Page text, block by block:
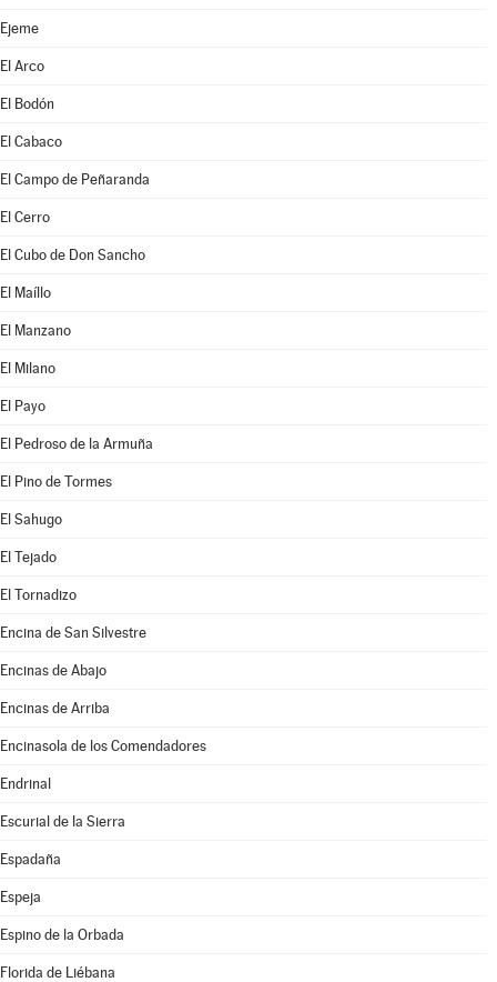
Ejeme
El Arco
El Bodón
El Cabaco
El Campo de Peñaranda
El Cerro
El Cubo de Don Sancho
El Maíllo
El Manzano
El Milano
El Payo
El Pedroso de la Armuña
El Pino de Tormes
El Sahugo
El Tejado
El Tornadizo
Encina de San Silvestre
Encinas de Abajo
Encinas de Arriba
Encinasola de los Comendadores
Endrinal
Escurial de la Sierra
Espadaña
Espeja
Espino de la Orbada
Florida de Liébana